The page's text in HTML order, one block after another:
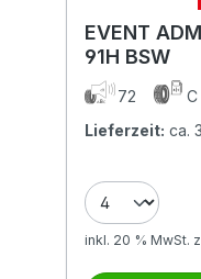
EVENT
91H BSW
72 C
Lieferzeit: ca.
inkl. 20 % MwSt.